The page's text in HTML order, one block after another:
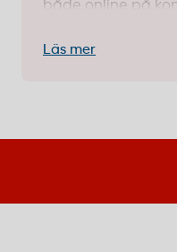
både online på
1. Välj rätt
förskoleklass
Läs mer